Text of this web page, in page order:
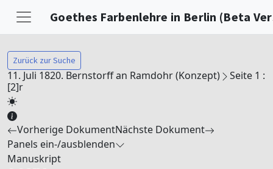
Goethes Farbenlehre in Berlin (Beta
Zurück zur Suche
11. Juli 1820. Bernstorff an Ramdohr (Konzept)
Seite 1 :
[2]r
Vorherige DokumentNächste Dokument
Panels ein-/ausblenden
Manuskript